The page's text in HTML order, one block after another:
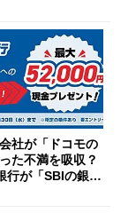
社が「ドコモの
た不満を吸収？
行が「SBIの銀